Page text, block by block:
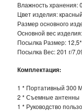
АНТИБЛИКОВЫЕ
АНТИДОЖДЬ
ДЕРЖАТЕЛИ ДЛЯ
ТОВАРЫ ДЛЯ
Влажность хранения:
Цвет изделия:
Размер основного
Основной вес
Посылка Размер:
Посылка Вес: 201 г/
Комплектация:
1 * Портативный 300
2 * Съемные антенны
1 * Руководство